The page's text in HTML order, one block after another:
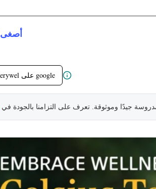
أصغى
إضافة تناسب verywel على google
جيدًا وموثوقة. تعرف على التزامنا بالجودة في